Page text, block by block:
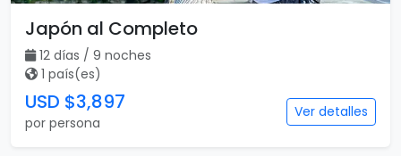
Japón al Completo
12 días / 9 noches
1 país(es)
USD $3,897
por persona
Ver detalles